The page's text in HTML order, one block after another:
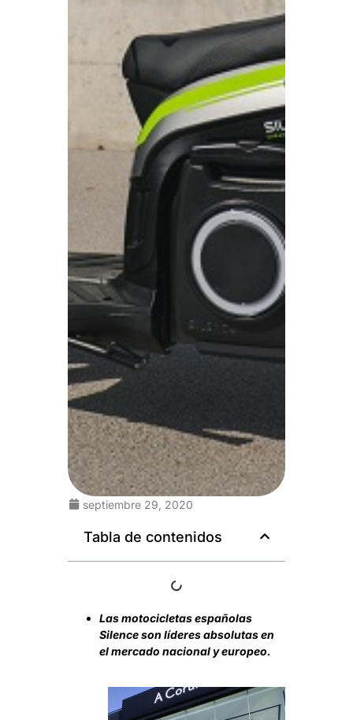
septiembre 29, 2020
Tabla de contenidos
Las motocicletas españolas
Silence son líderes absolutas en
el mercado nacional y europeo.